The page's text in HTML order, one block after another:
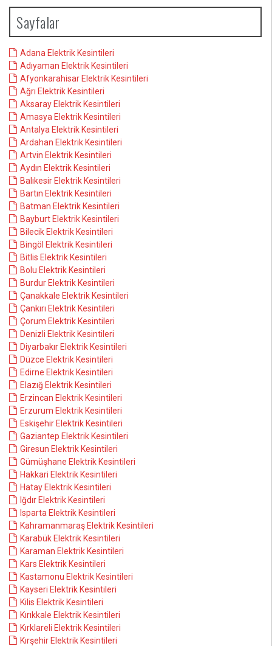
Sayfalar
Adana Elektrik Kesintileri
Adıyaman Elektrik Kesintileri
Afyonkarahisar Elektrik Kesintileri
Ağrı Elektrik Kesintileri
Aksaray Elektrik Kesintileri
Amasya Elektrik Kesintileri
Antalya Elektrik Kesintileri
Ardahan Elektrik Kesintileri
Artvin Elektrik Kesintileri
Aydın Elektrik Kesintileri
Balıkesir Elektrik Kesintileri
Bartın Elektrik Kesintileri
Batman Elektrik Kesintileri
Bayburt Elektrik Kesintileri
Bilecik Elektrik Kesintileri
Bingöl Elektrik Kesintileri
Bitlis Elektrik Kesintileri
Bolu Elektrik Kesintileri
Burdur Elektrik Kesintileri
Çanakkale Elektrik Kesintileri
Çankırı Elektrik Kesintileri
Çorum Elektrik Kesintileri
Denizli Elektrik Kesintileri
Diyarbakır Elektrik Kesintileri
Düzce Elektrik Kesintileri
Edirne Elektrik Kesintileri
Elazığ Elektrik Kesintileri
Erzincan Elektrik Kesintileri
Erzurum Elektrik Kesintileri
Eskişehir Elektrik Kesintileri
Gaziantep Elektrik Kesintileri
Giresun Elektrik Kesintileri
Gümüşhane Elektrik Kesintileri
Hakkari Elektrik Kesintileri
Hatay Elektrik Kesintileri
Iğdır Elektrik Kesintileri
Isparta Elektrik Kesintileri
Kahramanmaraş Elektrik Kesintileri
Karabük Elektrik Kesintileri
Karaman Elektrik Kesintileri
Kars Elektrik Kesintileri
Kastamonu Elektrik Kesintileri
Kayseri Elektrik Kesintileri
Kilis Elektrik Kesintileri
Kırıkkale Elektrik Kesintileri
Kırklareli Elektrik Kesintileri
Kırşehir Elektrik Kesintileri